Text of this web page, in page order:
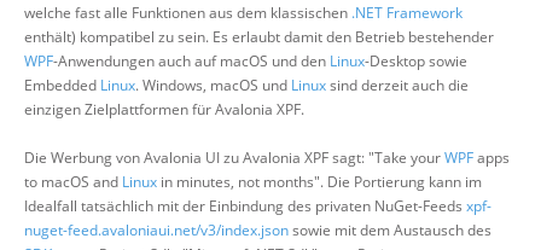
welche fast alle Funktionen aus dem klassischen .NET Framework
enthält) kompatibel zu sein. Es erlaubt damit den Betrieb bestehender
WPF-Anwendungen auch auf macOS und den Linux-Desktop sowie
Embedded Linux. Windows, macOS und Linuxsind derzeit auch die
einzigen Zielplattformen für Avalonia XPF.
Die Werbung von Avalonia UI zu Avalonia XPF sagt: "Take yourWPFapps
to macOS and Linux in minutes, not months". Die Portierung kann im
Idealfall tatsächlich mit der Einbindung des privaten NuGet-Feeds xpf-
nuget-feed.avaloniaui.net/v3/index.jsonsowie mit dem Austausch des